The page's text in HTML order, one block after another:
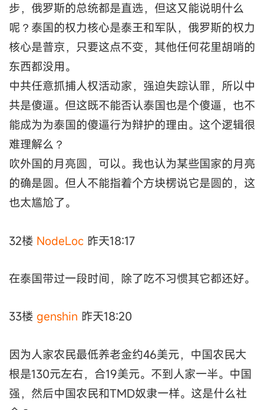
步，俄罗斯的总统都是直选，但这又能说明什么
呢？泰国的权力核心是泰王和军队，俄罗斯的权力
核心是普京，只要这点不变，其他任何花里胡哨的
东西都没用。
中共任意抓捕人权活动家，强迫失踪认罪，所以中
共是傻逼。但这既不能否认泰国也是个傻逼，也不
能成为为泰国的傻逼行为辩护的理由。这个逻辑很
难理解么？
吹外国的月亮圆，可以。我也认为某些国家的月亮
的确是圆。但人不能指着个方块楞说它是圆的，这
也太尴尬了。
32楼 NodeLoc 昨天18:17
在泰国带过一段时间，除了吃不习惯其它都还好。
33楼 genshin 昨天18:20
因为人家农民最低养老金约46美元，中国农民大
根是130元左右，合19美元。不到人家一半。中国
强，然后中国农民和TMD奴隶一样。这是什么社